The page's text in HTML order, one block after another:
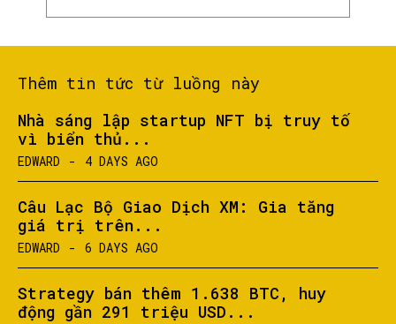
Thêm tin tức từ luồng này
Nhà sáng lập startup NFT bị truy tố
vì biển thủ...
EDWARD - 4 DAYS AGO
Câu Lạc Bộ Giao Dịch XM: Gia tăng
giá trị trên...
EDWARD - 6 DAYS AGO
Strategy bán thêm 1.638 BTC, huy
động gần 291 triệu USD...